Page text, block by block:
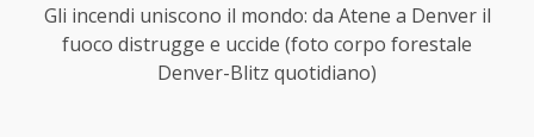
Gli incendi uniscono il mondo: da Atene a Denver il
fuoco distrugge e uccide (foto corpo forestale
Denver-Blitz quotidiano)